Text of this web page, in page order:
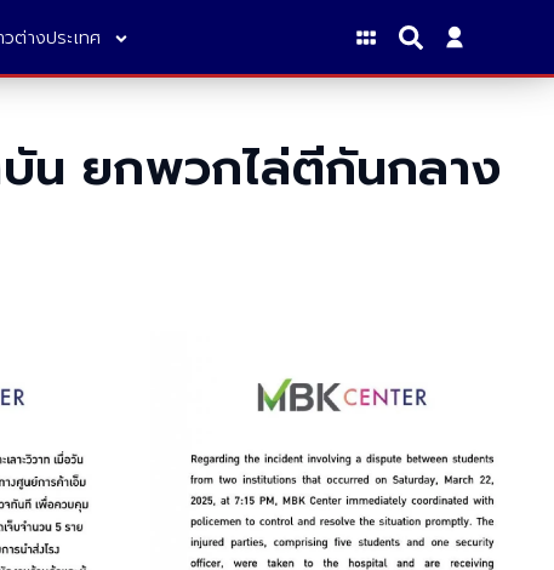
วต่างประเทศ
น ยกพวกไล่ตีกันกลาง